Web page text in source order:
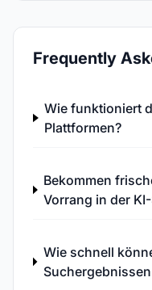
Frequently
Wie funktioniert
Plattformen?
Bekommen
Vorrang in der
Wie schnell